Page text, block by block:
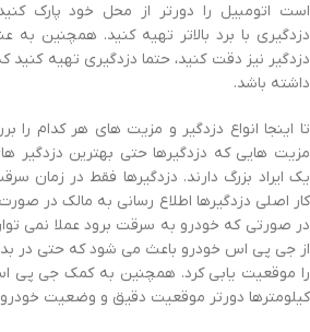
است اتومبیل را دورتر از محل خود پارک
دزدگیری با برد بالاتر تهیه کنید. همچنین به
دزدگیر نیز دقت کنید، حتما دزدگیری تهیه
داشته باشد.
تا اینجا انواع دزدگیر و مزیت های هر کدام را
مزیت هایی که دزدگیرها حتی بهترین دزدگیر
یک ایراد بزرگ دارند. دزدگیرها فقط در زمان
کار اصلی دزدگیرها اطلاع رسانی به مالک در
در صورتی که خودرو به سرقت برود عملا نمی توان
از جی پی اس خودرو باعث می شود که حتی در
را موقعیت یابی کرد. همچنین به کمک جی پی
کیلومترها دورتر موقعیت دقیق و وضعیت خودرو